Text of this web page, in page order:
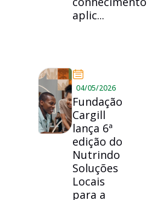
aplic...
04/05/2026
Fundação
Cargill
lança 6ª
edição do
Nutrindo
Soluções
Locais
para a